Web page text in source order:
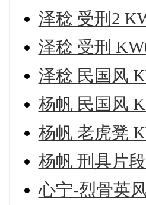
泽稔 受刑2
泽稔 受刑
泽稔 民国风
杨帆 民国风
杨帆 老虎凳
杨帆 刑具片
心宁-烈骨英